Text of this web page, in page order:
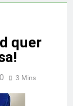
quer
0 3 Mins